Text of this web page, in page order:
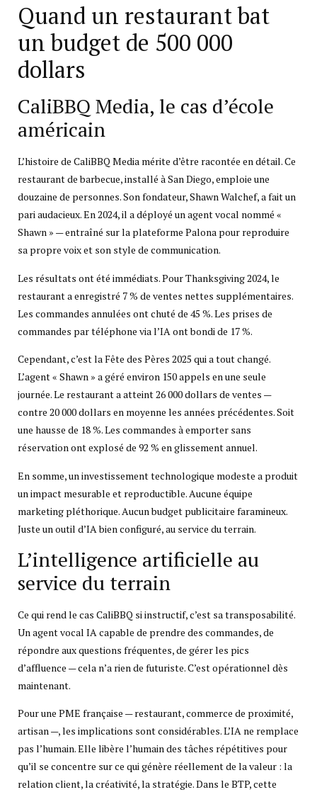
Quand un restaurant bat
un budget de 500 000
dollars
CaliBBQ Media, le cas d’école
américain
L’histoire de CaliBBQ Media mérite d’être racontée en détail. Ce
restaurant de barbecue, installé à San Diego, emploie une
douzaine de personnes. Son fondateur, Shawn Walchef, a fait un
pari audacieux. En 2024, il a déployé un agent vocal nommé «
Shawn » — entraîné sur la plateforme Palona pour reproduire
sa propre voix et son style de communication.
Les résultats ont été immédiats. Pour Thanksgiving 2024, le
restaurant a enregistré 7 % de ventes nettes supplémentaires.
Les commandes annulées ont chuté de 45 %. Les prises de
commandes par téléphone via l’IA ont bondi de 17 %.
Cependant, c’est la Fête des Pères 2025 qui a tout changé.
L’agent « Shawn » a géré environ 150 appels en une seule
journée. Le restaurant a atteint 26 000 dollars de ventes —
contre 20 000 dollars en moyenne les années précédentes. Soit
une hausse de 18 %. Les commandes à emporter sans
réservation ont explosé de 92 % en glissement annuel.
En somme, un investissement technologique modeste a produit
un impact mesurable et reproductible. Aucune équipe
marketing pléthorique. Aucun budget publicitaire faramineux.
Juste un outil d’IA bien configuré, au service du terrain.
L’intelligence artificielle au
service du terrain
Ce qui rend le cas CaliBBQ si instructif, c’est sa transposabilité.
Un agent vocal IA capable de prendre des commandes, de
répondre aux questions fréquentes, de gérer les pics
d’affluence — cela n’a rien de futuriste. C’est opérationnel dès
maintenant.
Pour une PME française — restaurant, commerce de proximité,
artisan —, les implications sont considérables. L’IA ne remplace
pas l’humain. Elle libère l’humain des tâches répétitives pour
qu’il se concentre sur ce qui génère réellement de la valeur : la
relation client, la créativité, la stratégie. Dans le BTP, cette